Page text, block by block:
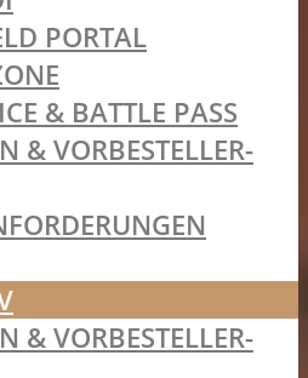
PORTAL
& BATTLE PASS
& VORBESTELLER-
& VORBESTELLER-